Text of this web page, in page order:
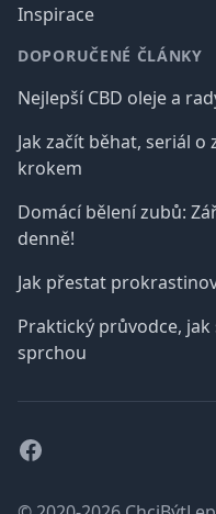
Inspirace
DOPORUČENÉ ČLÁNKY
Nejlepší CBD oleje a
Jak začít běhat, seriál
krokem
Domácí bělení zubů:
denně!
Jak přestat
Praktický průvodce,
sprchou
Facebook